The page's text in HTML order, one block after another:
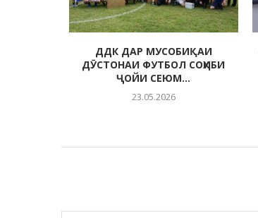
ДДК ДАР МУСОБИҚАИ
ДӮСТОНАИ ФУТБОЛ СОҲИБИ
ҶОЙИ СЕЮМ...
23.05.2026